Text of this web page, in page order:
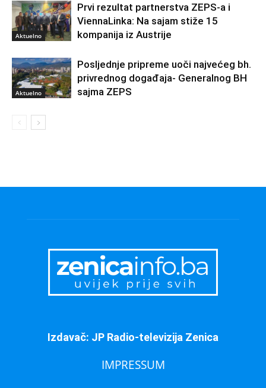
Aktuelno
Prvi rezultat partnerstva ZEPS-a i
ViennaLinka: Na sajam stiže 15
kompanija iz Austrije
Aktuelno
Posljednje pripreme uoči najvećeg bh.
privrednog događaja- Generalnog BH
sajma ZEPS
Izdavač: JP Radio-televizija Zenica
IMPRESSUM